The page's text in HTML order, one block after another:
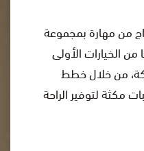
من مهارة بمجموعة
الخيارات الأولى
من خلال خطط
مكثة لتوفير الراحة